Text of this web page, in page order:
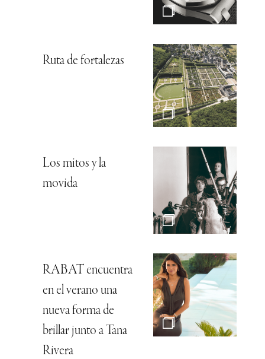
Ruta de fortalezas
Los mitos y la
movida
RABAT encuentra
en el verano una
nueva forma de
brillar junto a Tana
Rivera